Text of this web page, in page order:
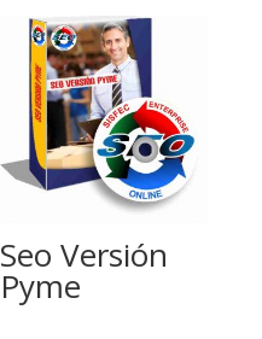
Seo Versión
Pyme